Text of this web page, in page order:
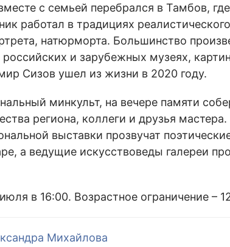
с семьей перебрался в Тамбов,
работал в традициях
натюрморта. Большинство
российских и зарубежных музеях,
Сизов ушел из жизни в 2020 году.
минкульт, на вечере памяти
региона, коллеги и друзья
выставки прозвучат
а ведущие искусствоведы галереи
в 16:00. Возрастное ограничение –
Михайлова